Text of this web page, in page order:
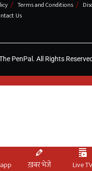
Terms and Conditions
Us
PenPal. All Rights
ख़बर भेजें Live